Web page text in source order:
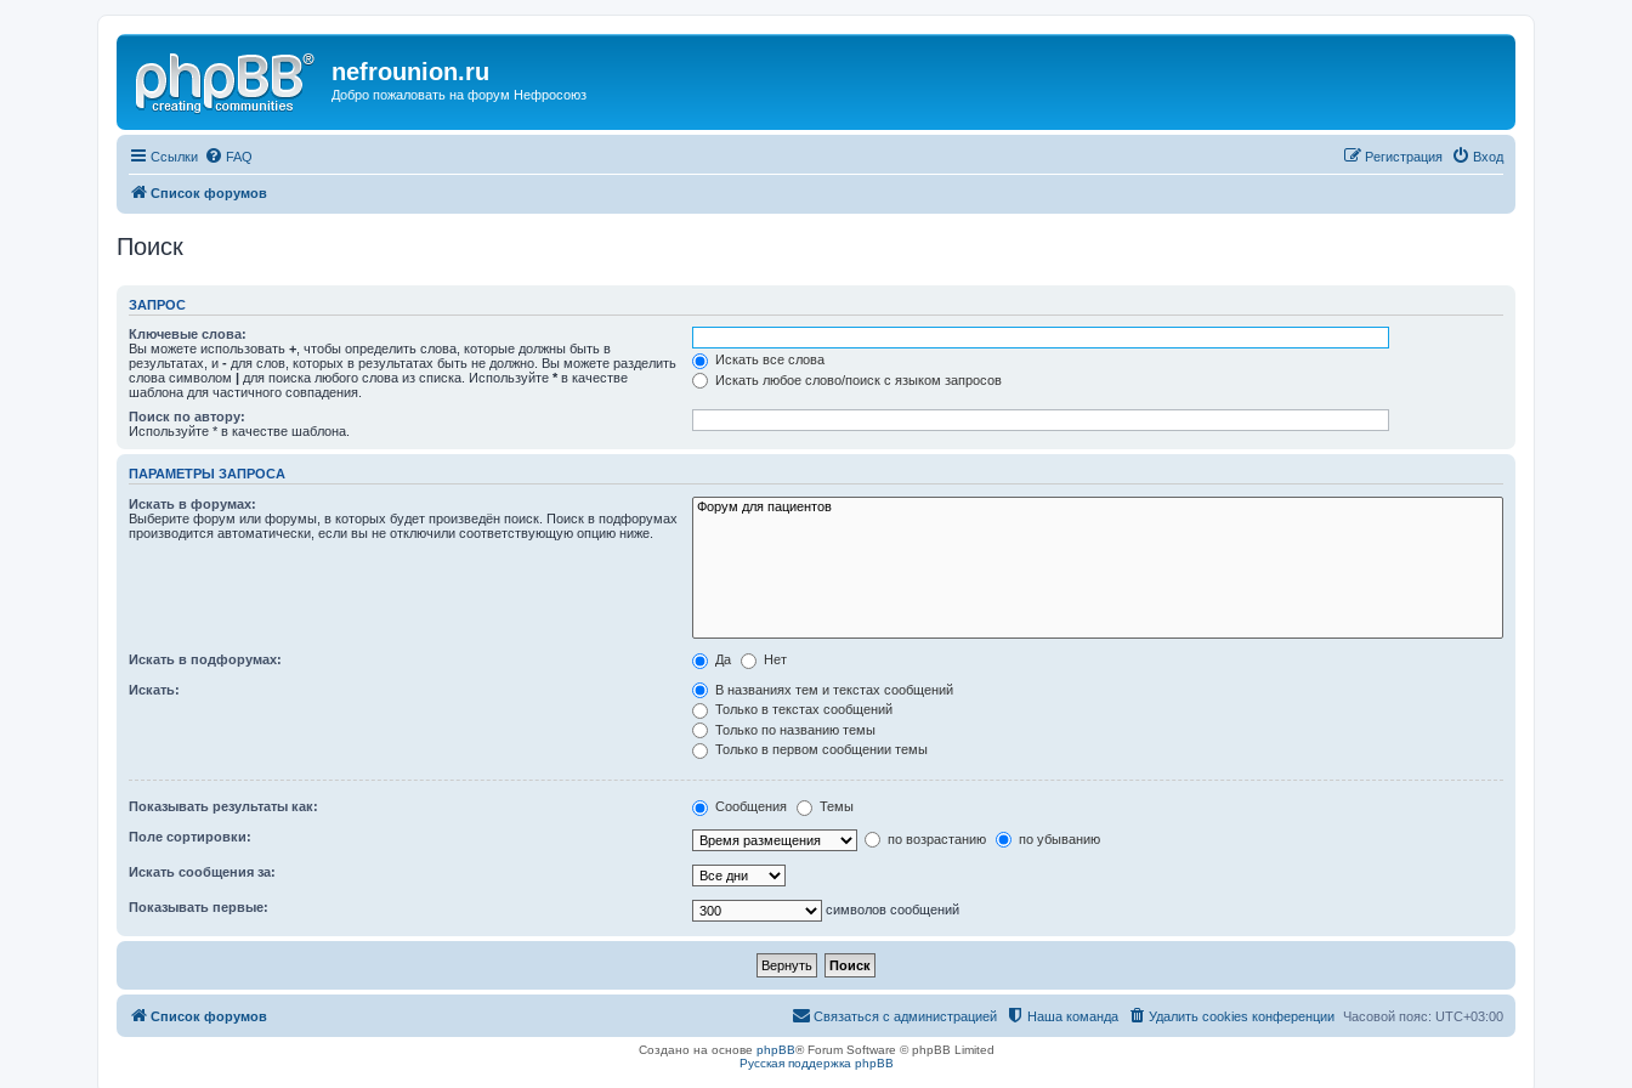
nefrounion.ru
Добро пожаловать на форум Нефросоюз
Ссылки FAQ Вход
Регистрация
Список форумов
Поиск
ЗАПРОС
Ключевые слова:
Вы можете использовать + , чтобы определить слова, которые должны быть в
результатах, и - для слов, которых в результатах быть не должно. Вы можете разделить
слова символом | для поиска любого слова из списка. Используйте * в качестве
шаблона для частичного совпадения.
Искать все слова
Искать любое слово/поиск с языком запросов
Поиск по автору:
Используйте * в качестве шаблона.
ПАРАМЕТРЫ ЗАПРОСА
Искать в форумах:
Выберите форум или форумы, в которых будет произведён поиск. Поиск в подфорумах
производится автоматически, если вы не отключили соответствующую опцию ниже.
Искать в подфорумах: Да Нет
Искать:
В названиях тем и текстах сообщений
Только в текстах сообщений
Только по названию темы
Только в первом сообщении темы
Показывать результаты как: Сообщения Темы
Поле сортировки: по возрастанию по убыванию
Искать сообщения за:
Показывать первые: символов сообщений
Список форумов Часовой пояс: UTC+03:00
Удалить cookies конференции
Наша команда
Связаться с администрацией
Создано на основе phpBB® Forum Software © phpBB Limited
Русская поддержка phpBB